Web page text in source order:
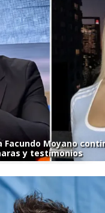
Facundo Moyano
y testimonios